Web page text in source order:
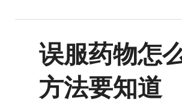
误服药物怎
方法要知道